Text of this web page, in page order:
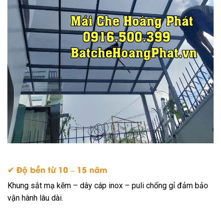
✔ Độ bền từ 10 – 15 năm
Khung sắt mạ kẽm – dây cáp inox – puli chống gỉ đảm bảo
vận hành lâu dài.